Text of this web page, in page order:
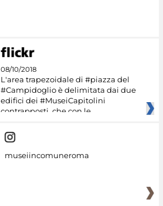
08/10/2018
L'area trapezoidale di #piazza del
#Campidoglio è delimitata dai due
edifici dei #MuseiCapitolini
contrapposti, che con le
museiincomuneroma